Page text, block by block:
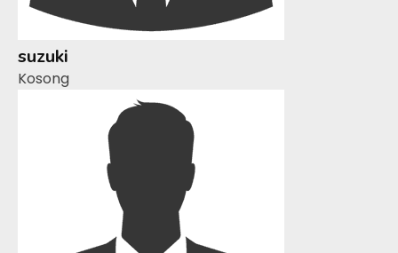
suzuki
Kosong